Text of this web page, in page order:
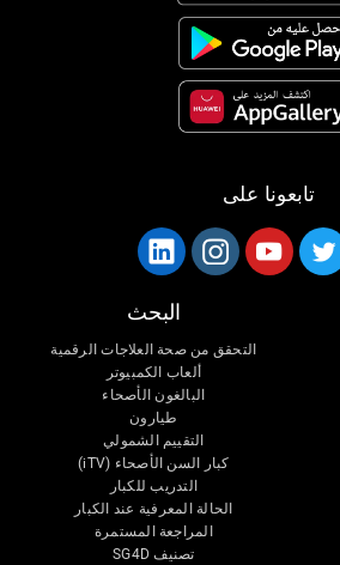
تابعونا على
البحث
التحقق من صحة العلاجات الرقمية
ألعاب الكمبيوتر
البالغون الأصحاء
طيارون
التقييم الشمولي
كبار السن الأصحاء (iTV)
التدريب للكبار
الحالة المعرفية عند الكبار
المراجعة المستمرة
تصنيف SG4D